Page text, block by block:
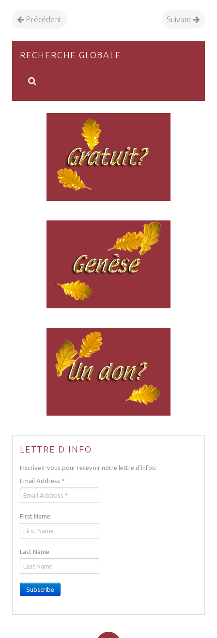
Précédent Suivant
RECHERCHE GLOBALE
LETTRE D'INFO
Inscrivez-vous pour recevoir notre lettre d'infos:
Email Address *
First Name
Last Name
Subscribe